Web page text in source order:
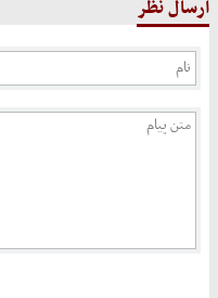
ارسال نظر